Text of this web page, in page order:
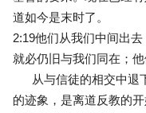
道如今是末时了。
2:19他们从我们中间出去
就必仍旧与我们同在；
从与信徒的相交中退
的迹象，是离道反教的